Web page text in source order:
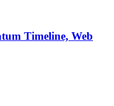
Timeline, Web